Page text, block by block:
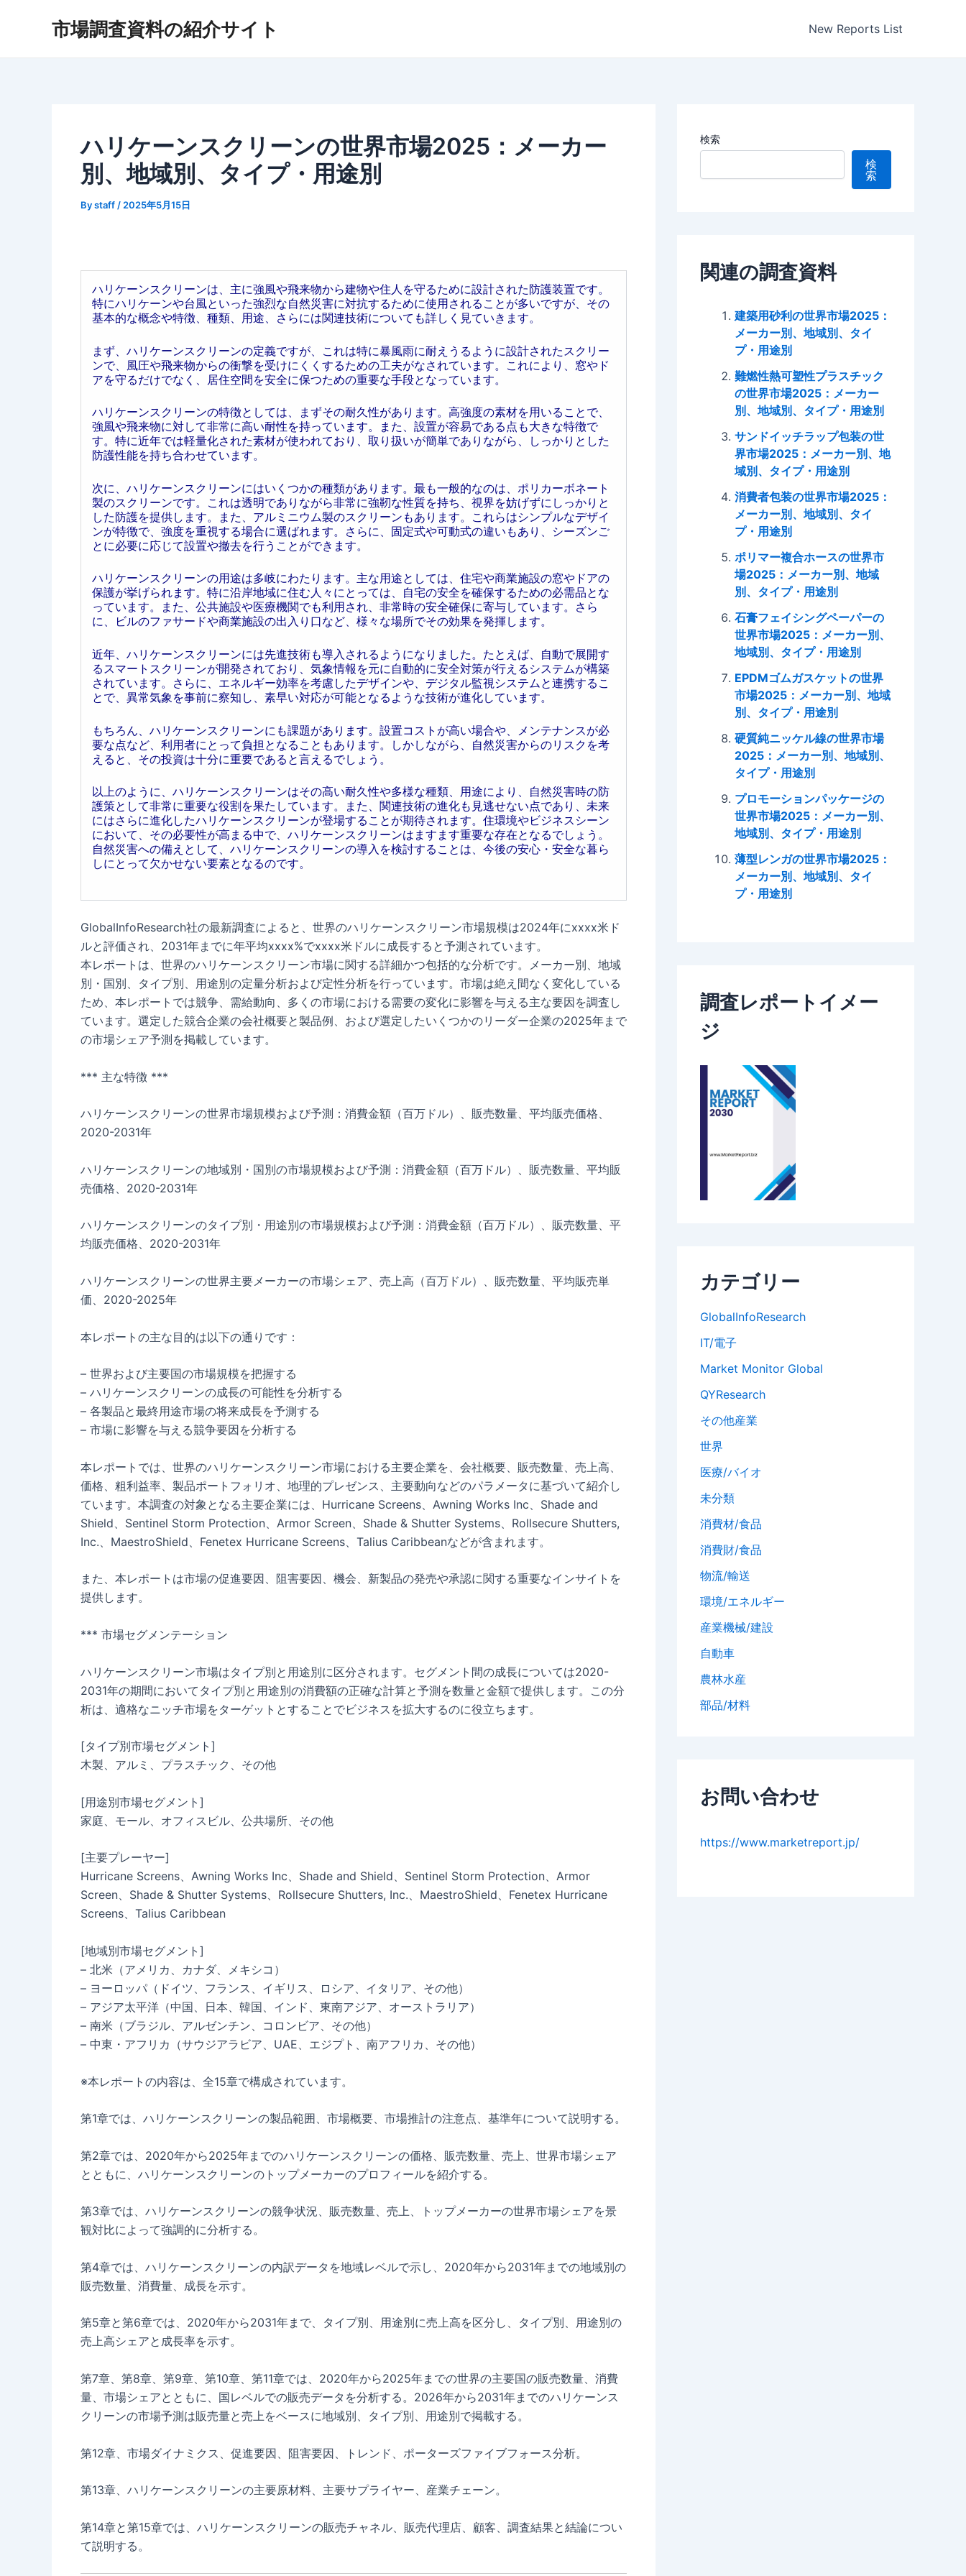
市場調査資料の紹介サイト New Reports List
ハリケーンスクリーンの世界市場2025：メーカー
別、地域別、タイプ・用途別
Bystaff / 2025年5月15日
ハリケーンスクリーンは、主に強風や飛来物から建物や住人を守るために設計された防護装置です。
特にハリケーンや台風といった強烈な自然災害に対抗するために使用されることが多いですが、その
基本的な概念や特徴、種類、用途、さらには関連技術についても詳しく見ていきます。
まず、ハリケーンスクリーンの定義ですが、これは特に暴風雨に耐えうるように設計されたスクリー
ンで、風圧や飛来物からの衝撃を受けにくくするための工夫がなされています。これにより、窓やド
アを守るだけでなく、居住空間を安全に保つための重要な手段となっています。
ハリケーンスクリーンの特徴としては、まずその耐久性があります。高強度の素材を用いることで、
強風や飛来物に対して非常に高い耐性を持っています。また、設置が容易である点も大きな特徴で
す。特に近年では軽量化された素材が使われており、取り扱いが簡単でありながら、しっかりとした
防護性能を持ち合わせています。
次に、ハリケーンスクリーンにはいくつかの種類があります。最も一般的なのは、ポリカーボネート
製のスクリーンです。これは透明でありながら非常に強靭な性質を持ち、視界を妨げずにしっかりと
した防護を提供します。また、アルミニウム製のスクリーンもあります。これらはシンプルなデザイ
ンが特徴で、強度を重視する場合に選ばれます。さらに、固定式や可動式の違いもあり、シーズンご
とに必要に応じて設置や撤去を行うことができます。
ハリケーンスクリーンの用途は多岐にわたります。主な用途としては、住宅や商業施設の窓やドアの
保護が挙げられます。特に沿岸地域に住む人々にとっては、自宅の安全を確保するための必需品とな
っています。また、公共施設や医療機関でも利用され、非常時の安全確保に寄与しています。さら
に、ビルのファサードや商業施設の出入り口など、様々な場所でその効果を発揮します。
近年、ハリケーンスクリーンには先進技術も導入されるようになりました。たとえば、自動で展開す
るスマートスクリーンが開発されており、気象情報を元に自動的に安全対策が行えるシステムが構築
されています。さらに、エネルギー効率を考慮したデザインや、デジタル監視システムと連携するこ
とで、異常気象を事前に察知し、素早い対応が可能となるような技術が進化しています。
もちろん、ハリケーンスクリーンにも課題があります。設置コストが高い場合や、メンテナンスが必
要な点など、利用者にとって負担となることもあります。しかしながら、自然災害からのリスクを考
えると、その投資は十分に重要であると言えるでしょう。
以上のように、ハリケーンスクリーンはその高い耐久性や多様な種類、用途により、自然災害時の防
護策として非常に重要な役割を果たしています。また、関連技術の進化も見逃せない点であり、未来
にはさらに進化したハリケーンスクリーンが登場することが期待されます。住環境やビジネスシーン
において、その必要性が高まる中で、ハリケーンスクリーンはますます重要な存在となるでしょう。
自然災害への備えとして、ハリケーンスクリーンの導入を検討することは、今後の安心・安全な暮ら
しにとって欠かせない要素となるのです。
GlobalInfoResearch社の最新調査によると、世界のハリケーンスクリーン市場規模は2024年にxxxx米ド
ルと評価され、2031年までに年平均xxxx%でxxxx米ドルに成長すると予測されています。
本レポートは、世界のハリケーンスクリーン市場に関する詳細かつ包括的な分析です。メーカー別、地域
別・国別、タイプ別、用途別の定量分析および定性分析を行っています。市場は絶え間なく変化している
ため、本レポートでは競争、需給動向、多くの市場における需要の変化に影響を与える主な要因を調査し
ています。選定した競合企業の会社概要と製品例、および選定したいくつかのリーダー企業の2025年まで
の市場シェア予測を掲載しています。
*** 主な特徴 ***
ハリケーンスクリーンの世界市場規模および予測：消費金額（百万ドル）、販売数量、平均販売価格、
2020-2031年
ハリケーンスクリーンの地域別・国別の市場規模および予測：消費金額（百万ドル）、販売数量、平均販
売価格、2020-2031年
ハリケーンスクリーンのタイプ別・用途別の市場規模および予測：消費金額（百万ドル）、販売数量、平
均販売価格、2020-2031年
ハリケーンスクリーンの世界主要メーカーの市場シェア、売上高（百万ドル）、販売数量、平均販売単
価、2020-2025年
本レポートの主な目的は以下の通りです：
– 世界および主要国の市場規模を把握する
– ハリケーンスクリーンの成長の可能性を分析する
– 各製品と最終用途市場の将来成長を予測する
– 市場に影響を与える競争要因を分析する
本レポートでは、世界のハリケーンスクリーン市場における主要企業を、会社概要、販売数量、売上高、
価格、粗利益率、製品ポートフォリオ、地理的プレゼンス、主要動向などのパラメータに基づいて紹介し
ています。本調査の対象となる主要企業には、Hurricane Screens、Awning Works Inc、Shade and
Shield、Sentinel Storm Protection、Armor Screen、Shade & Shutter Systems、Rollsecure Shutters,
Inc.、MaestroShield、Fenetex Hurricane Screens、Talius Caribbeanなどが含まれます。
また、本レポートは市場の促進要因、阻害要因、機会、新製品の発売や承認に関する重要なインサイトを
提供します。
*** 市場セグメンテーション
ハリケーンスクリーン市場はタイプ別と用途別に区分されます。セグメント間の成長については2020-
2031年の期間においてタイプ別と用途別の消費額の正確な計算と予測を数量と金額で提供します。この分
析は、適格なニッチ市場をターゲットとすることでビジネスを拡大するのに役立ちます。
[タイプ別市場セグメント]
木製、アルミ、プラスチック、その他
[用途別市場セグメント]
家庭、モール、オフィスビル、公共場所、その他
[主要プレーヤー]
Hurricane Screens、Awning Works Inc、Shade and Shield、Sentinel Storm Protection、Armor
Screen、Shade & Shutter Systems、Rollsecure Shutters, Inc.、MaestroShield、Fenetex Hurricane
Screens、Talius Caribbean
[地域別市場セグメント]
– 北米（アメリカ、カナダ、メキシコ）
– ヨーロッパ（ドイツ、フランス、イギリス、ロシア、イタリア、その他）
– アジア太平洋（中国、日本、韓国、インド、東南アジア、オーストラリア）
– 南米（ブラジル、アルゼンチン、コロンビア、その他）
– 中東・アフリカ（サウジアラビア、UAE、エジプト、南アフリカ、その他）
※本レポートの内容は、全15章で構成されています。
第1章では、ハリケーンスクリーンの製品範囲、市場概要、市場推計の注意点、基準年について説明する。
第2章では、2020年から2025年までのハリケーンスクリーンの価格、販売数量、売上、世界市場シェア
とともに、ハリケーンスクリーンのトップメーカーのプロフィールを紹介する。
第3章では、ハリケーンスクリーンの競争状況、販売数量、売上、トップメーカーの世界市場シェアを景
観対比によって強調的に分析する。
第4章では、ハリケーンスクリーンの内訳データを地域レベルで示し、2020年から2031年までの地域別の
販売数量、消費量、成長を示す。
第5章と第6章では、2020年から2031年まで、タイプ別、用途別に売上高を区分し、タイプ別、用途別の
売上高シェアと成長率を示す。
第7章、第8章、第9章、第10章、第11章では、2020年から2025年までの世界の主要国の販売数量、消費
量、市場シェアとともに、国レベルでの販売データを分析する。2026年から2031年までのハリケーンス
クリーンの市場予測は販売量と売上をベースに地域別、タイプ別、用途別で掲載する。
第12章、市場ダイナミクス、促進要因、阻害要因、トレンド、ポーターズファイブフォース分析。
第13章、ハリケーンスクリーンの主要原材料、主要サプライヤー、産業チェーン。
第14章と第15章では、ハリケーンスクリーンの販売チャネル、販売代理店、顧客、調査結果と結論につい
て説明する。
検索
検
索
関連の調査資料
建築用砂利の世界市場2025：
メーカー別、地域別、タイ
プ・用途別
難燃性熱可塑性プラスチック
の世界市場2025：メーカー
別、地域別、タイプ・用途別
サンドイッチラップ包装の世
界市場2025：メーカー別、地
域別、タイプ・用途別
消費者包装の世界市場2025：
メーカー別、地域別、タイ
プ・用途別
ポリマー複合ホースの世界市
場2025：メーカー別、地域
別、タイプ・用途別
石膏フェイシングペーパーの
世界市場2025：メーカー別、
地域別、タイプ・用途別
EPDMゴムガスケットの世界
市場2025：メーカー別、地域
別、タイプ・用途別
硬質純ニッケル線の世界市場
2025：メーカー別、地域別、
タイプ・用途別
プロモーションパッケージの
世界市場2025：メーカー別、
地域別、タイプ・用途別
薄型レンガの世界市場2025：
メーカー別、地域別、タイ
プ・用途別
調査レポートイメー
ジ
カテゴリー
GlobalInfoResearch
IT/電子
Market Monitor Global
QYResearch
その他産業
世界
医療/バイオ
未分類
消費材/食品
消費財/食品
物流/輸送
環境/エネルギー
産業機械/建設
自動車
農林水産
部品/材料
お問い合わせ
https://www.marketreport.jp/